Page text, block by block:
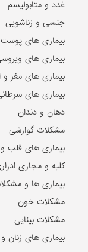
کلیه و مجاری ادراری
بیماری ها و
مشکلات خون
مشکلات بینایی
بیماری های زنان و
بیماری های اطفال
مقالات و اخبار
2024-10-21
۵ تا از بهترین دکتر‌های اصلاح مزاج در مشهد را بشناسید!
2024-07-17
ریشه شیرین
2024-07-11
بهترین مراکز